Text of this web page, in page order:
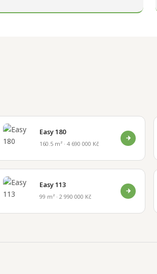
Easy 180
160.5 m² · 4 690 000 Kč
Easy 113
99 m² · 2 990 000 Kč